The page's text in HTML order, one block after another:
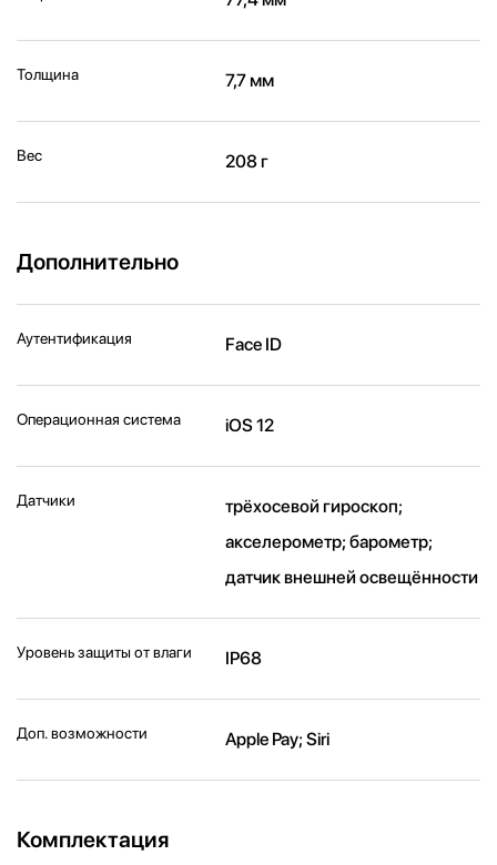
Толщина 7,7 мм
Вес 208 г
Дополнительно
Аутентификация Face ID
Операционная система iOS 12
Датчики
трёхосевой гироскоп;
акселерометр; барометр;
датчик внешней освещённости
Уровень защиты от влаги IP68
Доп. возможности Apple Pay; Siri
Комплектация